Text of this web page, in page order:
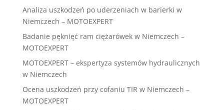
Analiza uszkodzeń po uderzeniach w barierki w
Niemczech – MOTOEXPERT
Badanie pęknięć ram ciężarówek w Niemczech –
MOTOEXPERT
MOTOEXPERT – ekspertyza systemów hydraulicznych
w Niemczech
Ocena uszkodzeń przy cofaniu TIR w Niemczech –
MOTOEXPERT